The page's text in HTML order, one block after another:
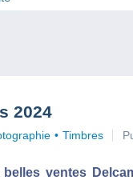
2024
Timbres
ventes